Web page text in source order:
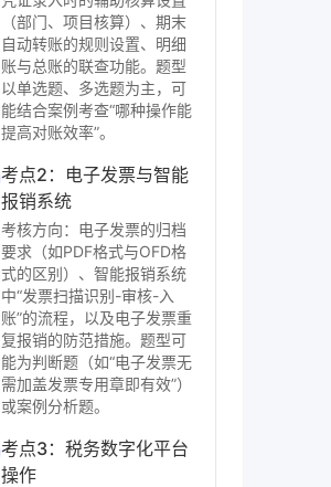
（部门、项目核算）、期末
自动转账的规则设置、明细
账与总账的联查功能。题型
以单选题、多选题为主，可
能结合案例考查“哪种操作能
提高对账效率”。
考点2：电子发票与智能
报销系统
考核方向：电子发票的归档
要求（如PDF格式与OFD格
式的区别）、智能报销系统
中“发票扫描识别-审核-入
账”的流程，以及电子发票重
复报销的防范措施。题型可
能为判断题（如“电子发票无
需加盖发票专用章即有效”）
或案例分析题。
考点3：税务数字化平台
操作